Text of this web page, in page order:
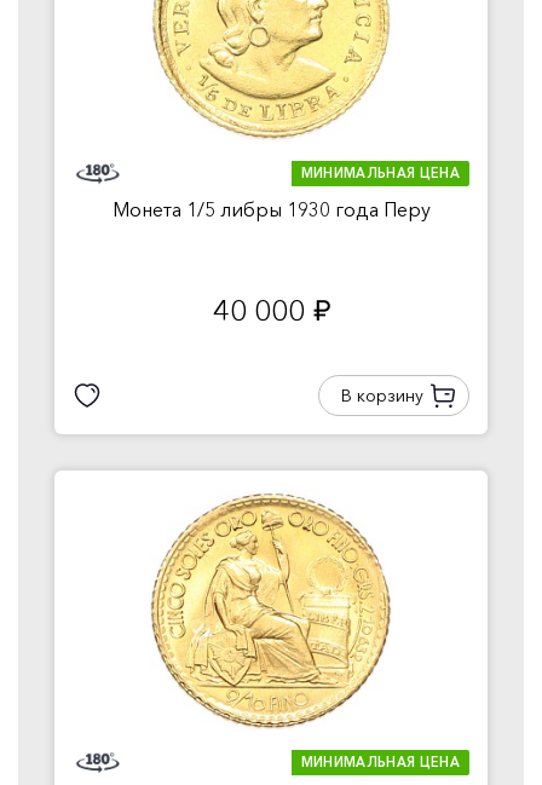
МИНИМАЛЬНАЯ ЦЕНА
Монета 1/5 либры 1930 года Перу
40 000 руб.
В корзину
МИНИМАЛЬНАЯ ЦЕНА